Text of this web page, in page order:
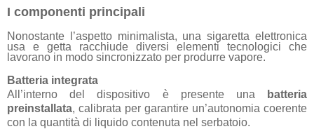
I componenti principali
Nonostante l’aspetto minimalista, una sigaretta elettronica
usa e getta racchiude diversi elementi tecnologici che
lavorano in modo sincronizzato per produrre vapore.
Batteria integrata
All’interno del dispositivo è presente una
batteria
preinstallata, calibrata per garantire un’autonomia coerente
con la quantità di liquido contenuta nel serbatoio.